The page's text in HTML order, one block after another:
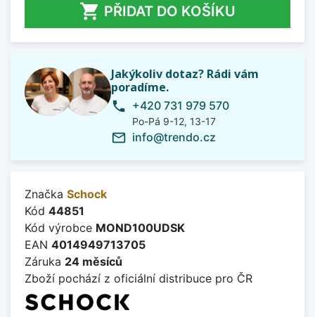
 PŘIDAT DO KOŠÍKU
Jakýkoliv dotaz? Rádi vám
poradíme.
phone +420 731 979 570
Po-Pá 9-12, 13-17
mail_outline info@trendo.cz
Značka Schock
Kód 44851
Kód výrobce MOND100UDSK
EAN 4014949713705
Záruka 24 měsíců
Zboží pochází z oficiální distribuce pro ČR